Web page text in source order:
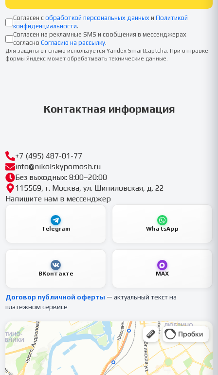
Согласен с обработкой персональных данных и Политикой
конфиденциальности.
Согласен на рекламные SMS и сообщения в мессенджерах
согласно Согласию на рассылку.
Для защиты от спама используется Yandex SmartCaptcha. При отправке
формы Яндекс может обрабатывать технические данные.
Контактная информация
+7 (495) 487-01-77
info@nikolskypomosh.ru
Без выходных: 8:00–20:00
115569, г. Москва, ул. Шипиловская, д. 22
Напишите нам в мессенджер
Telegram WhatsApp
ВКонтакте MAX
Договор публичной оферты — актуальный текст на
платёжном сервисе